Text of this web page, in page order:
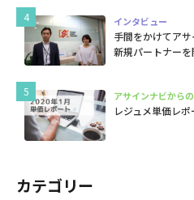
インタビュー
手間をかけてア
新規パートナーを
アサインナビから
レジュメ単価レ
カテゴリー